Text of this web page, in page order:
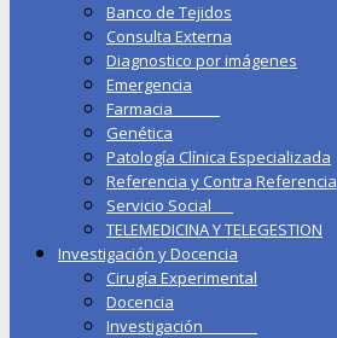
Banco de Tejidos
Consulta Externa
Diagnostico por imágenes
Emergencia
Farmacia
Genética
Patología Clínica Especializada
Referencia y Contra Referencia
Servicio Social
TELEMEDICINA Y TELEGESTION
Investigación y Docencia
Cirugía Experimental
Docencia
Investigación